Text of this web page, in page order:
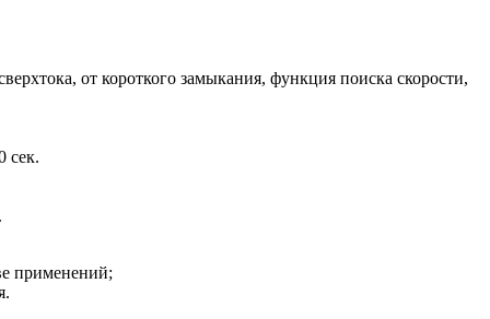
от короткого замыкания, функция поиска скорости,
сек.
применений;